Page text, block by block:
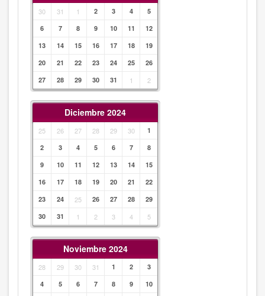
30 31 1 2 3 4
5
6
7 8 9 10 11
12
13
14 15 16 17 18
19
20
21 22 23 24 25
26
27
28 29 30 31 1 2
Diciembre 2024
25 26 27 28 29 30
1
2
3 4 5 6 7
8
9
10 11 12 13 14
15
16
17 18 19 20 21
22
23
24 25 26 27 28
29
30
31 1 2 3 4 5
Noviembre 2024
28 29 30 31 1 2
3
4
5 6 7 8 9
10